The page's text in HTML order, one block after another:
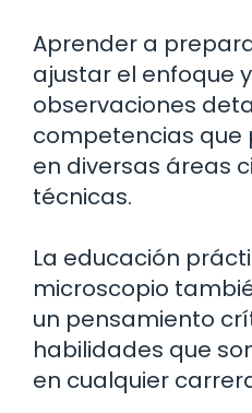
Aprender a
ajustar el enfoque
observaciones
competencias que
en diversas áreas
técnicas.
La educación
microscopio
un pensamiento
habilidades que
en cualquier